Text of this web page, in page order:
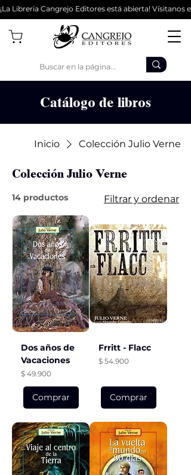
¡La Libreria Cangrejo Editores está abierta! Vísitanos
Catálogo de libros
Inicio Colección Julio Verne
Colección Julio Verne
14 productos Filtrar y ordenar
Dos años de
Vacaciones
Precio
$ 49.900
Comprar
Frritt - Flacc
Precio
$ 54.900
Comprar